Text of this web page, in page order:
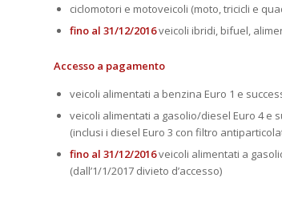
ciclomotori e motoveicoli (moto, tricicli e
fino al 31/12/2016veicoli ibridi, bifuel,
Accesso a pagamento
veicoli alimentati a benzina Euro 1 e
veicoli alimentati a gasolio/diesel Euro 4 e
(inclusi i diesel Euro 3 con filtro
fino al 31/12/2016veicoli alimentati a
(dall’1/1/2017 divieto d’accesso)